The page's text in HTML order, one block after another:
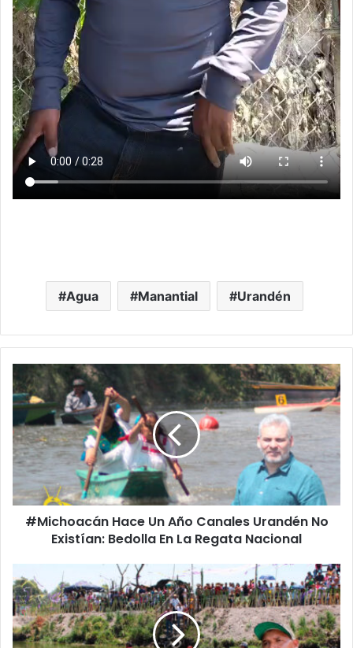
Agua Manantial Urandén
#Michoacán
Hace
Un
Año
Canales
Urandén
No
Existían:
Bedolla
#Michoacán Hace Un Año Canales Urandén No
Existían: Bedolla En La Regata Nacional
#Pátzcuaro
No
Había
Futuro
Sin